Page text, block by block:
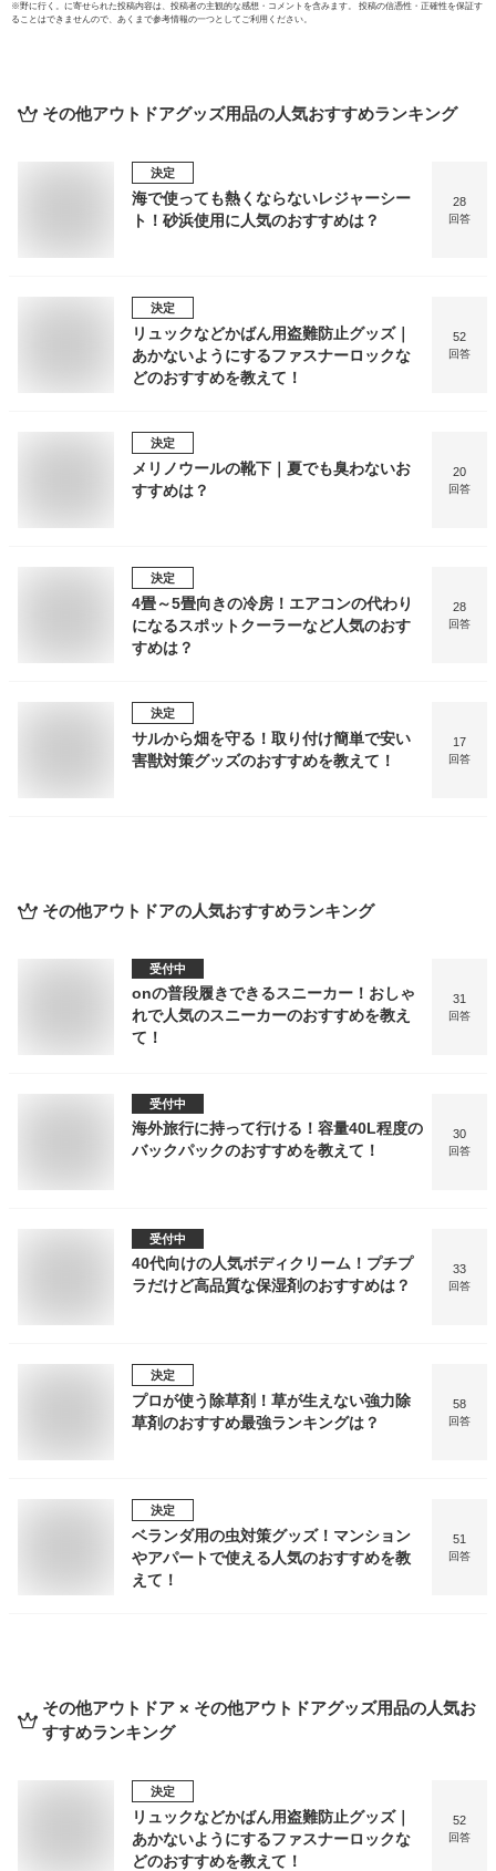
※野に行く。 に寄せられた投稿内容は、投稿者の主観的な感想・コメントを含みます。 投稿の信憑性・正確性を保証す
ることはできませんので、あくまで参考情報の一つとしてご利用ください。
その他アウトドアグッズ用品の人気おすすめランキング
決定
海で使っても熱くならないレジャーシー
ト！砂浜使用に人気のおすすめは？
28
回答
決定
リュックなどかばん用盗難防止グッズ｜
あかないようにするファスナーロックな
どのおすすめを教えて！
52
回答
決定
メリノウールの靴下｜夏でも臭わないお
すすめは？
20
回答
決定
4畳～5畳向きの冷房！エアコンの代わり
になるスポットクーラーなど人気のおす
すめは？
28
回答
決定
サルから畑を守る！取り付け簡単で安い
害獣対策グッズのおすすめを教えて！
17
回答
その他アウトドアの人気おすすめランキング
受付中
onの普段履きできるスニーカー！おしゃ
れで人気のスニーカーのおすすめを教え
て！
31
回答
受付中
海外旅行に持って行ける！容量40L程度の
バックパックのおすすめを教えて！
30
回答
受付中
40代向けの人気ボディクリーム！プチプ
ラだけど高品質な保湿剤のおすすめは？
33
回答
決定
プロが使う除草剤！草が生えない強力除
草剤のおすすめ最強ランキングは？
58
回答
決定
ベランダ用の虫対策グッズ！マンション
やアパートで使える人気のおすすめを教
えて！
51
回答
その他アウトドア × その他アウトドアグッズ用品の人気お
すすめランキング
決定
リュックなどかばん用盗難防止グッズ｜
あかないようにするファスナーロックな
どのおすすめを教えて！
52
回答